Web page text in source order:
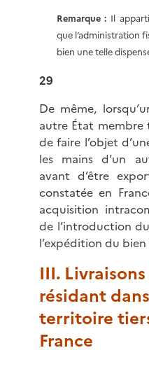
Remarque : Il
que l’administration
bien une telle
29
De même,
autre État membre
de faire l’objet
les mains d’un
avant d’être
constatée en
acquisition
de l’introduction
l’expédition du bien
III.
résidant
territoire
France